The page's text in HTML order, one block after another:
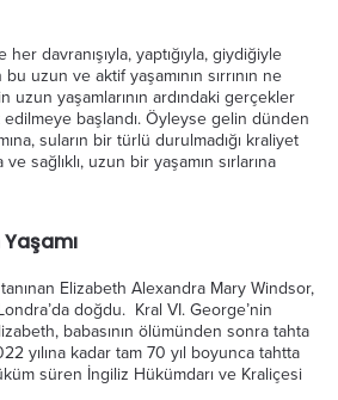
davranışıyla, yaptığıyla, giydiğiyle
uzun ve aktif yaşamının sırrının ne
uzun yaşamlarının ardındaki gerçekler
başlandı. Öyleyse gelin dünden
suların bir türlü durulmadığı kraliyet
sağlıklı, uzun bir yaşamın sırlarına
Elizabeth Alexandra Mary Windsor,
doğdu. Kral VI. George’nin
babasının ölümünden sonra tahta
yılına kadar tam 70 yıl boyunca tahtta
süren İngiliz Hükümdarı ve Kraliçesi